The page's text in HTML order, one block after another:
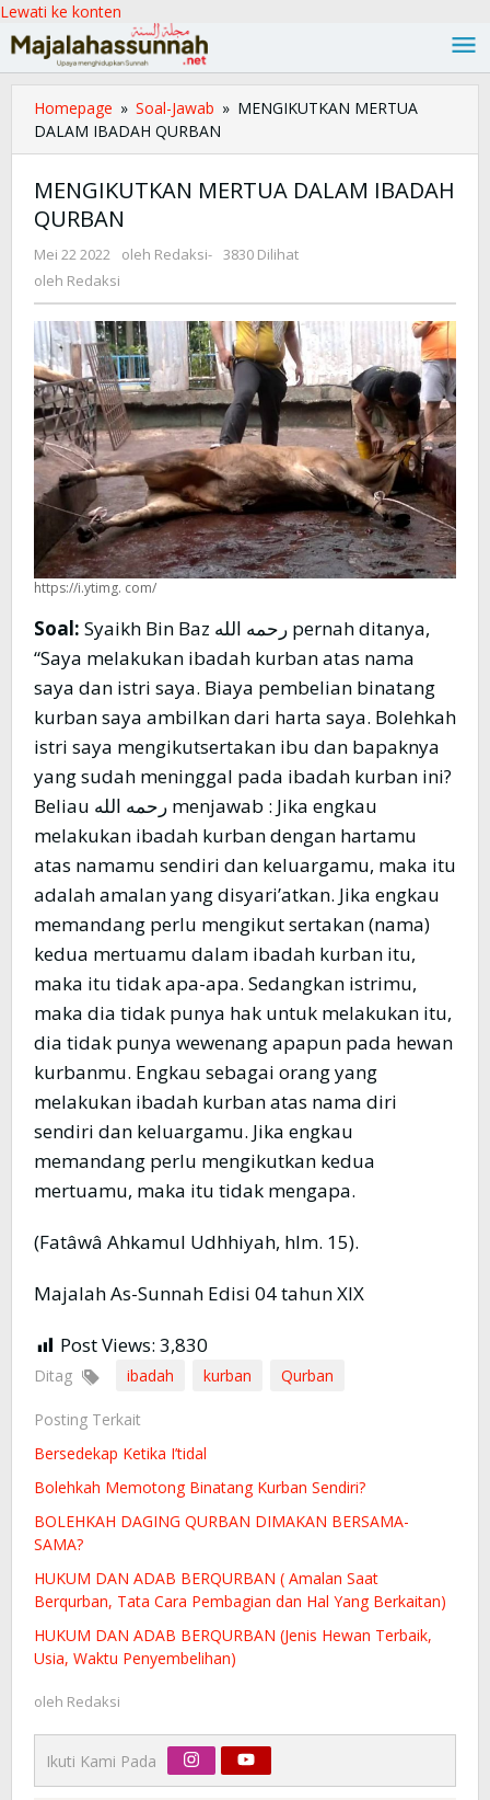
Lewati ke konten
Homepage » Soal-Jawab » MENGIKUTKAN MERTUA
DALAM IBADAH QURBAN
MENGIKUTKAN MERTUA DALAM IBADAH
QURBAN
Mei 22 2022 oleh Redaksi- 3830 Dilihat
oleh Redaksi
https://i.ytimg. com/
Soal: Syaikh Bin Baz رحمه الله pernah ditanya,
“Saya melakukan ibadah kurban atas nama
saya dan istri saya. Biaya pembelian binatang
kurban saya ambilkan dari harta saya. Bolehkah
istri saya mengikutsertakan ibu dan bapaknya
yang sudah meninggal pada ibadah kurban ini?
Beliau رحمه الله menjawab : Jika engkau
melakukan ibadah kurban dengan hartamu
atas namamu sendiri dan keluargamu, maka itu
adalah amalan yang disyari’atkan. Jika engkau
memandang perlu mengikut sertakan (nama)
kedua mertuamu dalam ibadah kurban itu,
maka itu tidak apa-apa. Sedangkan istrimu,
maka dia tidak punya hak untuk melakukan itu,
dia tidak punya wewenang apapun pada hewan
kurbanmu. Engkau sebagai orang yang
melakukan ibadah kurban atas nama diri
sendiri dan keluargamu. Jika engkau
memandang perlu mengikutkan kedua
mertuamu, maka itu tidak mengapa.
(Fatâwâ Ahkamul Udhhiyah, hlm. 15).
Majalah As-Sunnah Edisi 04 tahun XIX
Post Views: 3,830
Ditag ibadah kurban Qurban
Posting Terkait
Bersedekap Ketika I’tidal
Bolehkah Memotong Binatang Kurban Sendiri?
BOLEHKAH DAGING QURBAN DIMAKAN BERSAMA-
SAMA?
HUKUM DAN ADAB BERQURBAN ( Amalan Saat
Berqurban, Tata Cara Pembagian dan Hal Yang Berkaitan)
HUKUM DAN ADAB BERQURBAN (Jenis Hewan Terbaik,
Usia, Waktu Penyembelihan)
oleh Redaksi
Ikuti Kami Pada